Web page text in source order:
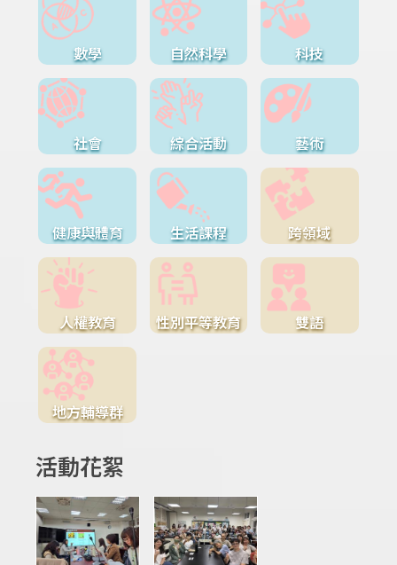
數學 自然科學 科技
社會 綜合活動 藝術
健康與體育 生活課程 跨領域
人權教育 性別平等教育 雙語
地方輔導群
活動花絮